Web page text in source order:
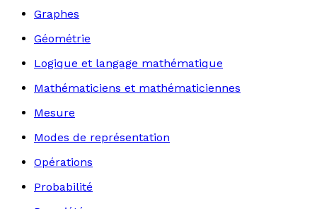
Graphes
Géométrie
Logique et langage mathématique
Mathématiciens et mathématiciennes
Mesure
Modes de représentation
Opérations
Probabilité